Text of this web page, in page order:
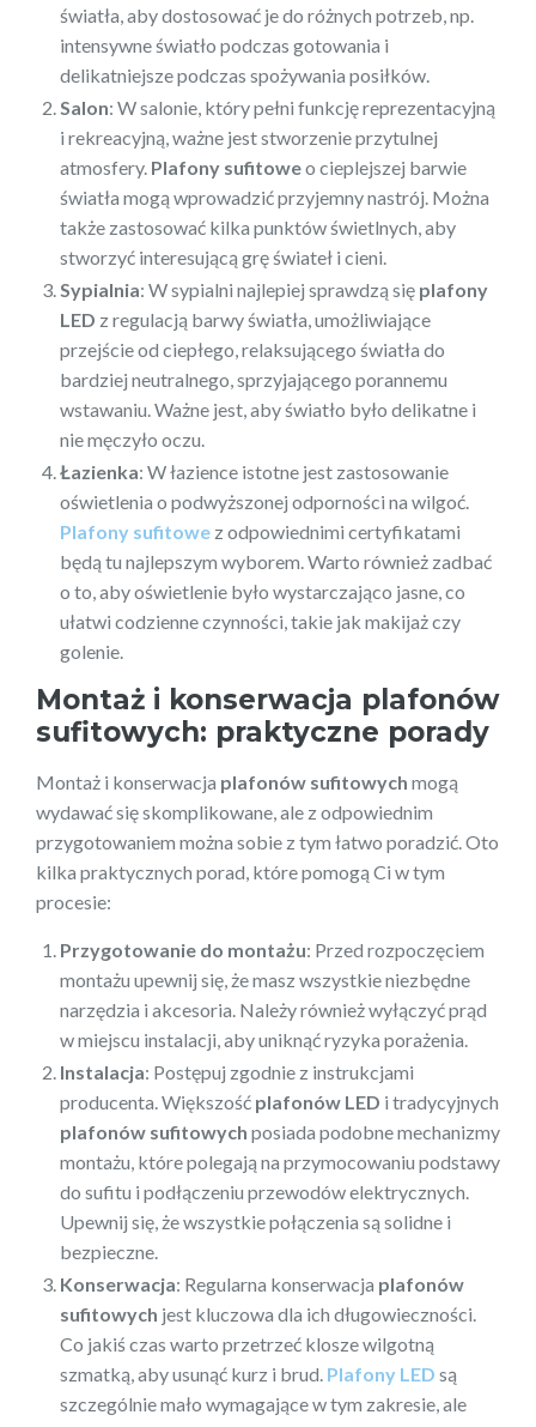
światła, aby dostosować je do różnych potrzeb, np.
intensywne światło podczas gotowania i
delikatniejsze podczas spożywania posiłków.
Salon: W salonie, który pełni funkcję reprezentacyjną
i rekreacyjną, ważne jest stworzenie przytulnej
atmosfery. Plafony sufitoweo cieplejszej barwie
światła mogą wprowadzić przyjemny nastrój. Można
także zastosować kilka punktów świetlnych, aby
stworzyć interesującą grę świateł i cieni.
Sypialnia: W sypialni najlepiej sprawdzą się plafony
LED z regulacją barwy światła, umożliwiające
przejście od ciepłego, relaksującego światła do
bardziej neutralnego, sprzyjającego porannemu
wstawaniu. Ważne jest, aby światło było delikatne i
nie męczyło oczu.
Łazienka: W łazience istotne jest zastosowanie
oświetlenia o podwyższonej odporności na wilgoć.
Plafony sufitowe z odpowiednimi certyfikatami
będą tu najlepszym wyborem. Warto również zadbać
o to, aby oświetlenie było wystarczająco jasne, co
ułatwi codzienne czynności, takie jak makijaż czy
golenie.
Montaż i konserwacja plafonów
sufitowych: praktyczne porady
Montaż i konserwacja plafonów sufitowych mogą
wydawać się skomplikowane, ale z odpowiednim
przygotowaniem można sobie z tym łatwo poradzić. Oto
kilka praktycznych porad, które pomogą Ci w tym
procesie:
Przygotowanie do montażu: Przed rozpoczęciem
montażu upewnij się, że masz wszystkie niezbędne
narzędzia i akcesoria. Należy również wyłączyć prąd
w miejscu instalacji, aby uniknąć ryzyka porażenia.
Instalacja: Postępuj zgodnie z instrukcjami
producenta. Większość plafonów LED i tradycyjnych
plafonów sufitowych posiada podobne mechanizmy
montażu, które polegają na przymocowaniu podstawy
do sufitu i podłączeniu przewodów elektrycznych.
Upewnij się, że wszystkie połączenia są solidne i
bezpieczne.
Konserwacja: Regularna konserwacja plafonów
sufitowych jest kluczowa dla ich długowieczności.
Co jakiś czas warto przetrzeć klosze wilgotną
szmatką, aby usunąć kurz i brud. Plafony LED są
szczególnie mało wymagające w tym zakresie, ale